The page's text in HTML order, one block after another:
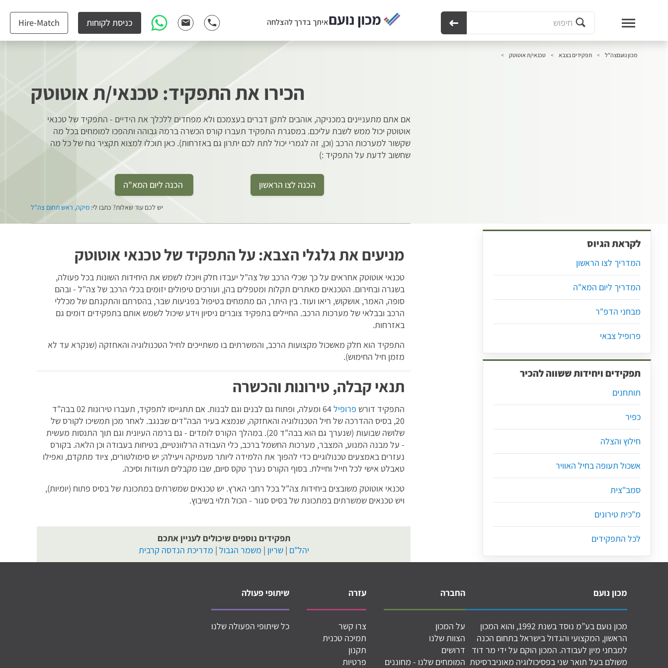
איתך בדרך להצלחה כניסת לקוחות Hire-Match
מכון נועםצה"ל תפקידים בצבא טכנאי/ת אוטוטק
הכירו את התפקיד: טכנאי/ת אוטוטק
אם אתם מתעניינים במכניקה, אוהבים לתקן דברים בעצמכם ולא מפחדים ללכלך את הידיים - התפקיד של טכנאי
אוטוטק יכול ממש לשבת עליכם. במסגרת התפקיד תעברו קורס הכשרה ברמה גבוהה ותהפכו למומחים בכל מה
שקשור למערכות הרכב (וכן, זה לגמרי יכול לתת לכם יתרון גם באזרחות). כאן תוכלו למצוא תקציר נוח של כל מה
שחשוב לדעת על התפקיד :)
הכנה לצו הראשון הכנה ליום המא"ה
יש לכם עוד שאלות? כתבו לי: מיקה, ראש תחום צה"ל
מניעים את גלגלי הצבא: על התפקיד של טכנאי אוטוטק
טכנאי אוטוטק אחראים על כך שכלי הרכב של צה"ל יעבדו חלק ויוכלו לשמש את היחידות השונות בכל פעולה,
בשגרה ובחירום. הטכנאים מאתרים תקלות ומטפלים בהן, ועורכים טיפולים יזומים בכלי הרכב של צה"ל - ובהם
סופה, האמר, אושקוש, ריאו ועוד. בין היתר, הם מתמחים בטיפול בפגיעות שבר, בהסרתם והתקנתם של מכללי
הרכב ובבלאי של מערכות הרכב. החיילים בתפקיד צוברים ניסיון וידע שיכול לשמש אותם בתפקידים דומים גם
באזרחות.
התפקיד הוא חלק מאשכול מקצועות הרכב, והמשרתים בו משתייכים לחיל הטכנולוגיה והאחזקה (שנקרא עד לא
מזמן חיל החימוש).
תנאי קבלה, טירונות והכשרה
התפקיד דורש פרופיל
64 ומעלה, ופתוח גם לבנים וגם לבנות. אם תתגייסו לתפקיד, תעברו טירונות 02 בבה"ד
20, בסיס ההדרכה של חיל הטכנולוגיה והאחזקה, שנמצא בעיר הבה"דים שבנגב. לאחר מכן תמשיכו לקורס של
שלושה שבועות (שנערך גם הוא בבה"ד 20). במהלך הקורס לומדים - גם ברמה העיונית וגם תוך התנסות מעשית
- על מבנה המנוע, המצבר, מערכות החשמל ברכב, כלי העבודה הרלוונטיים, בטיחות בעבודה וכן הלאה. בקורס
נעזרים באמצעים טכנולוגיים כדי להפוך את הלמידה ליותר מעמיקה ויעילה; יש סימולטורים, ציוד מתקדם, ואפילו
טאבלט אישי לכל חייל וחיילת. בסוף הקורס נערך טקס סיום, שבו מקבלים תעודות וסיכה.
טכנאי אוטוטק משובצים ביחידות צה"ל בכל רחבי הארץ. יש טכנאים שמשרתים במתכונת של בסיס פתוח (יומיות),
ויש טכנאים שמשרתים במתכונת של בסיס סגור - הכול תלוי בשיבוץ.
תפקידים נוספים שיכולים לעניין אתכם
יהל"ם |שריון | משמר הגבול | מדריכת הנדסה קרבית
לקראת הגיוס
המדריך לצו הראשון
המדריך ליום המא"ה
מבחני הדפ"ר
פרופיל צבאי
תפקידים ויחידות ששווה להכיר
תותחנים
כפיר
חילוץ והצלה
אשכול תעופה בחיל האוויר
סמב"צית
מ"כית טירונים
לכל התפקידים
מכון נועם
מכון נועם בע”מ נוסד בשנת 1992, והוא המכון
הראשון, המקצועי והגדול בישראל בתחום הכנה
למבחני מיון לעבודה. המכון הוקם על ידי מר דוד
משולם בעל תואר שני בפסיכולוגיה מאוניברסיטת
החברה
על המכון
הצוות שלנו
דרושים
המומחים שלנו - מחוננים
עזרה
צרו קשר
תמיכה טכנית
תקנון
פרטיות
שיתופי פעולה
כל שיתופי הפעולה שלנו